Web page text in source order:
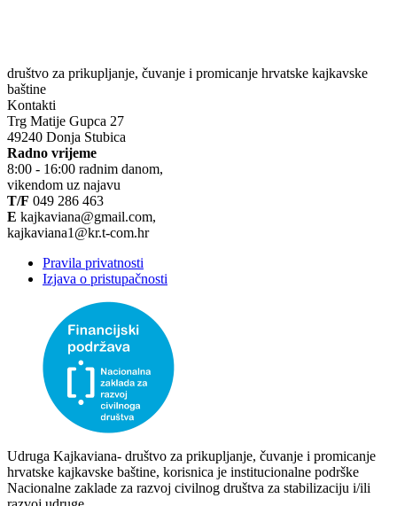
društvo za prikupljanje, čuvanje i promicanje hrvatske kajkavske
baštine
Kontakti
Trg Matije Gupca 27
49240 Donja Stubica
Radno vrijeme
8:00 - 16:00 radnim danom,
vikendom uz najavu
T/F 049 286 463
E kajkaviana@gmail.com,
kajkaviana1@kr.t-com.hr
Pravila privatnosti
Izjava o pristupačnosti
Udruga Kajkaviana- društvo za prikupljanje, čuvanje i promicanje
hrvatske kajkavske baštine, korisnica je institucionalne podrške
Nacionalne zaklade za razvoj civilnog društva za stabilizaciju i/ili